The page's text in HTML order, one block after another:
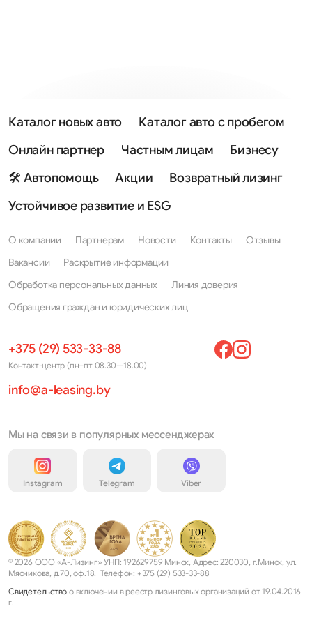
Каталог новых авто
Каталог авто с пробегом
Онлайн партнер
Частным лицам
Бизнесу
🛠 Автопомощь
Акции
Возвратный лизинг
Устойчивое развитие и ESG
О компании Партнерам Новости Контакты
Отзывы
Вакансии
Раскрытие информации
Обработка персональных данных
Линия доверия
Обращения граждан и юридических лиц
+375 (29) 533-33-88
Контакт-центр (пн–пт 08.30—18.00)
info@a-leasing.by
Мы на связи в популярных мессенджерах
Instagram Telegram Viber
© 2026 ООО «А-Лизинг» УНП: 192629759 Минск, Адрес: 220030, г.Минск, ул.
Мясникова, д.70, оф.18. Телефон: +375 (29) 533-33-88
Свидетельство о включении в реестр лизинговых организаций от 19.04.2016
г.